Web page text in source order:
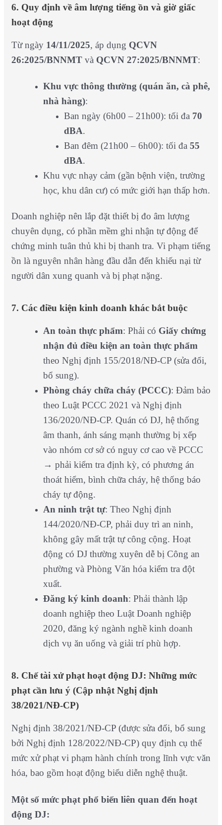
6. Quy định về âm lượng tiếng ồn và giờ giấc
hoạt động
Từ ngày 14/11/2025, áp dụng QCVN
26:2025/BNNMTvà QCVN 27:2025/BNNMT:
Khu vực thông thường (quán ăn, cà phê,
nhà hàng):
Ban ngày (6h00 – 21h00): tối đa 70
dBA.
Ban đêm (21h00 – 6h00): tối đa 55
dBA.
Khu vực nhạy cảm (gần bệnh viện, trường
học, khu dân cư) có mức giới hạn thấp hơn.
Doanh nghiệp nên lắp đặt thiết bị đo âm lượng
chuyên dụng, có phần mềm ghi nhận tự động để
chứng minh tuân thủ khi bị thanh tra. Vi phạm tiếng
ồn là nguyên nhân hàng đầu dẫn đến khiếu nại từ
người dân xung quanh và bị phạt nặng.
7. Các điều kiện kinh doanh khác bắt buộc
An toàn thực phẩm: Phải có Giấy chứng
nhận đủ điều kiện an toàn thực phẩm
theo Nghị định 155/2018/NĐ-CP (sửa đổi,
bổ sung).
Phòng cháy chữa cháy (PCCC): Đảm bảo
theo Luật PCCC 2021 và Nghị định
136/2020/NĐ-CP. Quán có DJ, hệ thống
âm thanh, ánh sáng mạnh thường bị xếp
vào nhóm cơ sở có nguy cơ cao về PCCC
→ phải kiểm tra định kỳ, có phương án
thoát hiểm, bình chữa cháy, hệ thống báo
cháy tự động.
An ninh trật tự: Theo Nghị định
144/2020/NĐ-CP, phải duy trì an ninh,
không gây mất trật tự công cộng. Hoạt
động có DJ thường xuyên dễ bị Công an
phường và Phòng Văn hóa kiểm tra đột
xuất.
Đăng ký kinh doanh: Phải thành lập
doanh nghiệp theo Luật Doanh nghiệp
2020, đăng ký ngành nghề kinh doanh
dịch vụ ăn uống và giải trí phù hợp.
8. Chế tài xử phạt hoạt động DJ: Những mức
phạt cần lưu ý (Cập nhật Nghị định
38/2021/NĐ-CP)
Nghị định 38/2021/NĐ-CP (được sửa đổi, bổ sung
bởi Nghị định 128/2022/NĐ-CP) quy định cụ thể
mức xử phạt vi phạm hành chính trong lĩnh vực văn
hóa, bao gồm hoạt động biểu diễn nghệ thuật.
Một số mức phạt phổ biến liên quan đến hoạt
động DJ: